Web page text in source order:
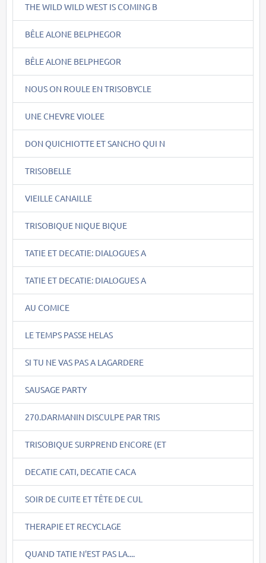
THE WILD WILD WEST IS COMING B
BÊLE ALONE BELPHEGOR
BÊLE ALONE BELPHEGOR
NOUS ON ROULE EN TRISOBYCLE
UNE CHEVRE VIOLEE
DON QUICHIOTTE ET SANCHO QUI N
TRISOBELLE
VIEILLE CANAILLE
TRISOBIQUE NIQUE BIQUE
TATIE ET DECATIE: DIALOGUES A
TATIE ET DECATIE: DIALOGUES A
AU COMICE
LE TEMPS PASSE HELAS
SI TU NE VAS PAS A LAGARDERE
SAUSAGE PARTY
270.DARMANIN DISCULPE PAR TRIS
TRISOBIQUE SURPREND ENCORE (ET
DECATIE CATI, DECATIE CACA
SOIR DE CUITE ET TÊTE DE CUL
THERAPIE ET RECYCLAGE
QUAND TATIE N'EST PAS LA....